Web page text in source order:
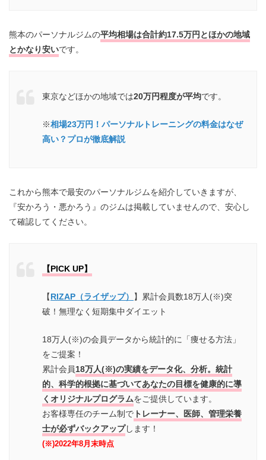
熊本のパーソナルジムの平均相場は合計約17.5万円とほかの地域
とかなり安いです。
東京などほかの地域では20万円程度が平均です。
※相場23万円！パーソナルトレーニングの料金はなぜ
高い？プロが徹底解説
これから熊本で最安のパーソナルジムを紹介していきますが、
『安かろう・悪かろう』のジムは掲載していませんので、安心し
て確認してください。
【PICK UP】
【RIZAP（ライザップ）
】累計会員数18万人(※)突
破！無理なく短期集中ダイエット
18万人(※)の会員データから統計的に「痩せる方法」
をご提案！
累計会員18万人(※)の実績をデータ化、分析。統計
的、科学的根拠に基づいてあなたの目標を健康的に導
くオリジナルプログラムをご提供しています。
お客様専任のチーム制で トレーナー、医師、管理栄養
士が必ずバックアップします！
(※)2022年8月末時点